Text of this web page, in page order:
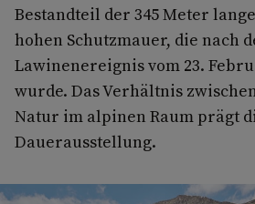
Bestandteil der 345 Meter
hohen Schutzmauer, die nach
Lawinenereignis vom 23.
wurde. Das Verhältnis
Natur im alpinen Raum prägt
Dauerausstellung.